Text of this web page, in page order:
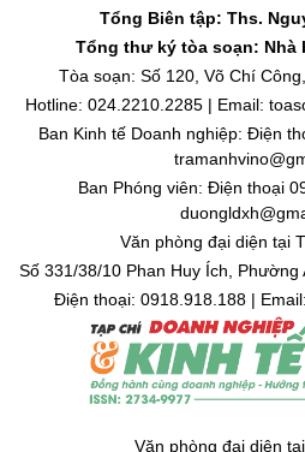
Tổng Biên tập: Ths.
Tổng thư ký tòa soạn: Nhà
Tòa soạn: Số 120, Võ Chí
Hotline: 024.2210.2285 | Email:
Ban Kinh tế Doanh nghiệp: Điện
Ban Phóng viên: Điện thoại
Văn phòng đại diện tại
Số 331/38/10 Phan Huy Ích, Phường
Điện thoại: 0918.918.188 |
Văn phòng đại diện